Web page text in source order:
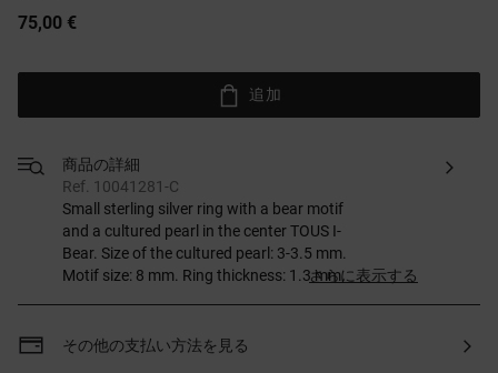
75,00 €
追加
商品の詳細
Ref. 10041281-C
Small sterling silver ring with a bear motif
and a cultured pearl in the center TOUS I-
Bear. Size of the cultured pearl: 3-3.5 mm.
Motif size: 8 mm. Ring thickness: 1.3 mm.さらに表示する
その他の支払い方法を見る